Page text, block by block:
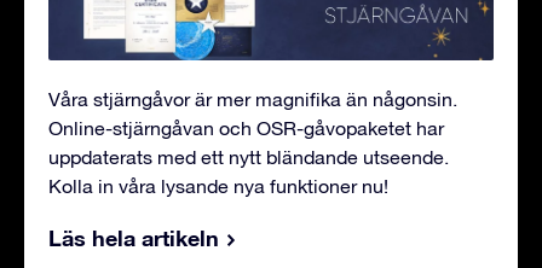
Våra stjärngåvor är mer magnifika än någonsin.
Online-stjärngåvan och OSR-gåvopaketet har
uppdaterats med ett nytt bländande utseende.
Kolla in våra lysande nya funktioner nu!
Läs hela artikeln